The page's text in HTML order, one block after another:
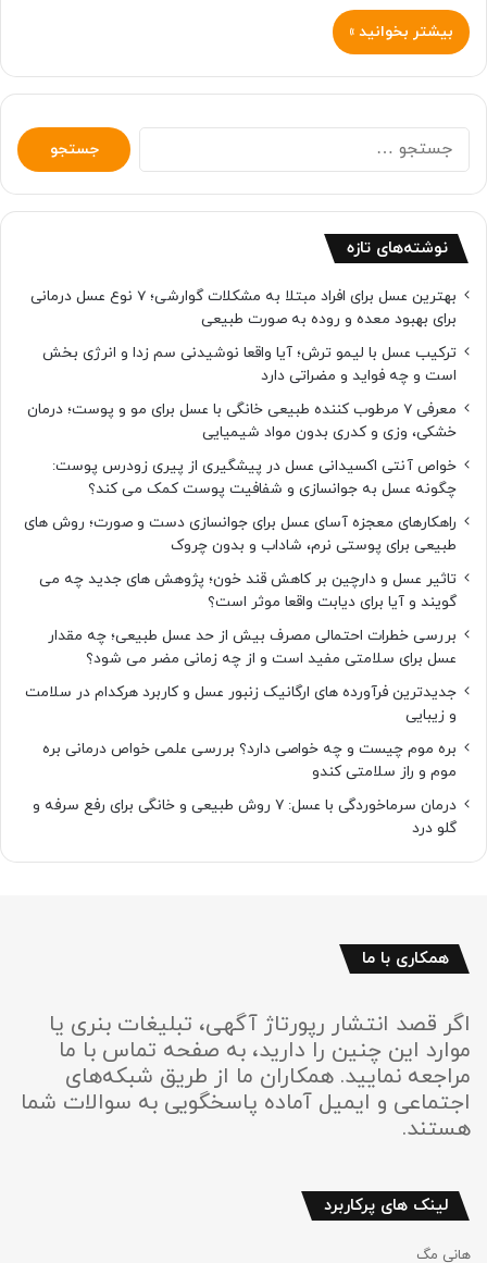
بیشتر بخوانید »
جستجو
برای:
نوشته‌های تازه
بهترین عسل برای افراد مبتلا به مشکلات گوارشی؛ 7 نوع عسل درمانی
برای بهبود معده و روده به صورت طبیعی
ترکیب عسل با لیمو ترش؛ آیا واقعا نوشیدنی سم زدا و انرژی بخش
است و چه فواید و مضراتی دارد
معرفی 7 مرطوب کننده طبیعی خانگی با عسل برای مو و پوست؛ درمان
خشکی، وزی و کدری بدون مواد شیمیایی
خواص آنتی اکسیدانی عسل در پیشگیری از پیری زودرس پوست:
چگونه عسل به جوانسازی و شفافیت پوست کمک می کند؟
راهکارهای معجزه آسای عسل برای جوانسازی دست و صورت؛ روش های
طبیعی برای پوستی نرم، شاداب و بدون چروک
تاثیر عسل و دارچین بر کاهش قند خون؛ پژوهش های جدید چه می
گویند و آیا برای دیابت واقعا موثر است؟
بررسی خطرات احتمالی مصرف بیش از حد عسل طبیعی؛ چه مقدار
عسل برای سلامتی مفید است و از چه زمانی مضر می شود؟
جدیدترین فرآورده های ارگانیک زنبور عسل و کاربرد هرکدام در سلامت
و زیبایی
بره موم چیست و چه خواصی دارد؟ بررسی علمی خواص درمانی بره
موم و راز سلامتی کندو
درمان سرماخوردگی با عسل: ۷ روش طبیعی و خانگی برای رفع سرفه و
گلو درد
همکاری با ما
اگر قصد انتشار رپورتاژ آگهی، تبلیغات بنری یا
موارد این چنین را دارید، به صفحه تماس با ما
مراجعه نمایید. همکاران ما از طریق شبکه‌های
اجتماعی و ایمیل آماده پاسخگویی به سوالات شما
هستند.
لینک های پرکاربرد
هانی مگ